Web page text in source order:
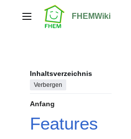
springenHauptmenü FHEMWiki
Inhaltsverzeichnis
Verbergen
Anfang
Features